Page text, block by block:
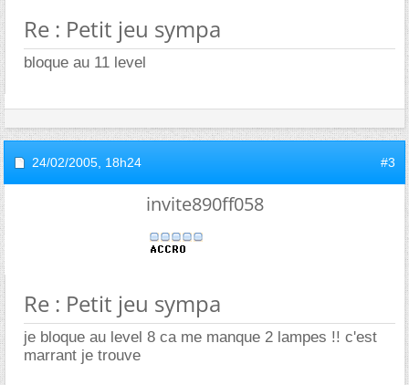
Re : Petit jeu sympa
bloque au 11 level
24/02/2005, 18h24 #3
invite890ff058
Re : Petit jeu sympa
je bloque au level 8 ca me manque 2 lampes !! c'est
marrant je trouve